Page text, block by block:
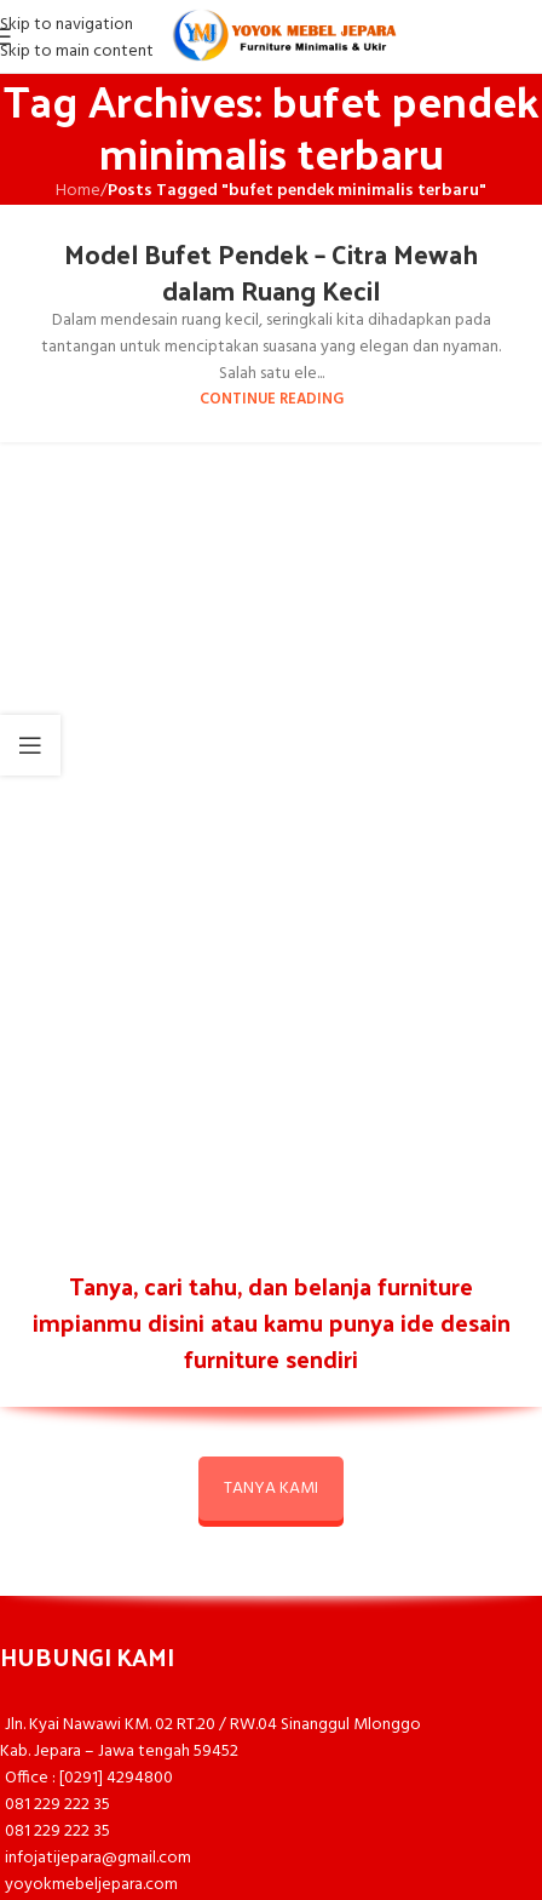
Skip to navigation
Skip to main content
Tag Archives: bufet pendek
minimalis terbaru
Home/Posts Tagged "bufet pendek minimalis terbaru"
Model Bufet Pendek – Citra Mewah
dalam Ruang Kecil
Dalam mendesain ruang kecil, seringkali kita dihadapkan pada
tantangan untuk menciptakan suasana yang elegan dan nyaman.
Salah satu ele...
CONTINUE READING
Tanya, cari tahu, dan belanja furniture
impianmu disini atau kamu punya ide desain
furniture sendiri
TANYA KAMI
HUBUNGI KAMI
Jln. Kyai Nawawi KM. 02 RT.20 / RW.04 Sinanggul Mlonggo
Kab. Jepara – Jawa tengah 59452
Office : [0291] 4294800
081 229 222 35
081 229 222 35
infojatijepara@gmail.com
yoyokmebeljepara.com